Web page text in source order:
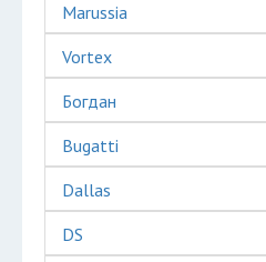
Marussia
Vortex
Богдан
Bugatti
Dallas
DS